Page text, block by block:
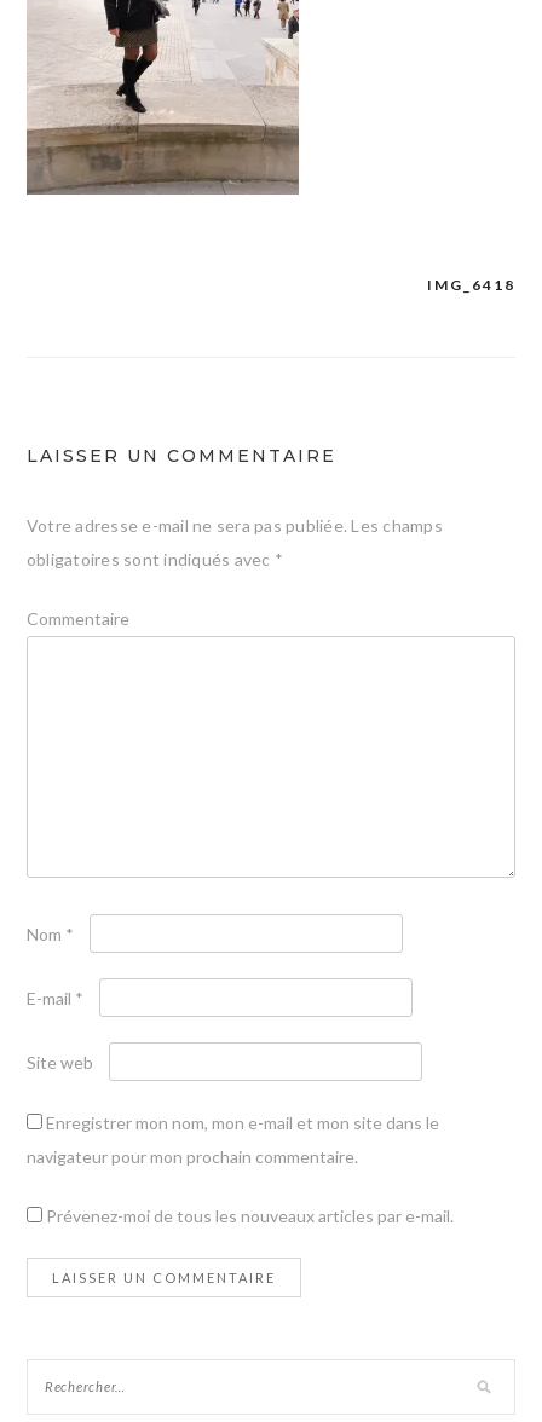
IMG_6418
LAISSER UN COMMENTAIRE
Votre adresse e-mail ne sera pas publiée. Les champs
obligatoires sont indiqués avec *
Commentaire
Nom *
E-mail *
Site web
Enregistrer mon nom, mon e-mail et mon site dans le
navigateur pour mon prochain commentaire.
Prévenez-moi de tous les nouveaux articles par e-mail.